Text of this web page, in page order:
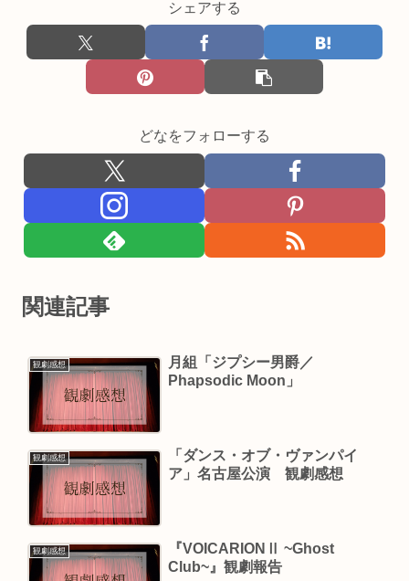
シェアする
どなをフォローする
関連記事
観劇感想
月組「ジプシー男爵／
Phapsodic Moon」
観劇感想
「ダンス・オブ・ヴァンパイ
ア」名古屋公演 観劇感想
観劇感想
『VOICARIONⅡ ~Ghost
Club~』観劇報告